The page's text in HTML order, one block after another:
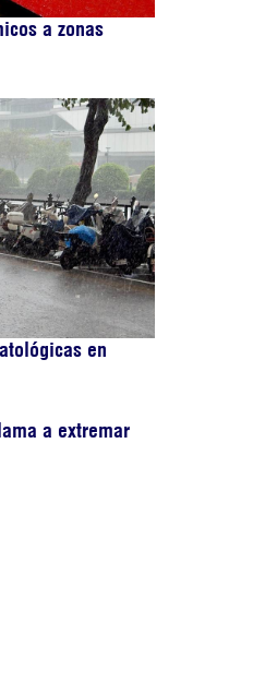
a zonas
en
a extremar